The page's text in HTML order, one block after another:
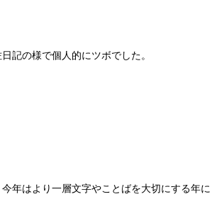
記の様で個人的にツボでした。
年はより一層文字やことばを大切にする年